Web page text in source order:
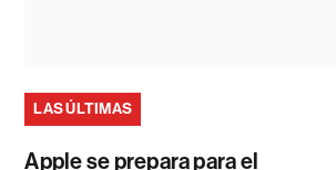
LAS ÚLTIMAS
Apple se prepara para el